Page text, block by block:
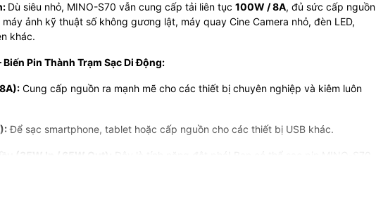
Dù siêu nhỏ, MINO-S70 vẫn cung cấp tải liên tục 100W / 8A, đủ sức cấp nguồn
ảnh kỹ thuật số không gương lật, máy quay Cine Camera nhỏ, đèn LED,
khác.
Biến Pin Thành Trạm Sạc Di Động:
Cung cấp nguồn ra mạnh mẽ cho các thiết bị chuyên nghiệp và kiêm luôn
Để sạc smartphone, tablet hoặc cấp nguồn cho các thiết bị USB khác.
(35W In / 65W Out):